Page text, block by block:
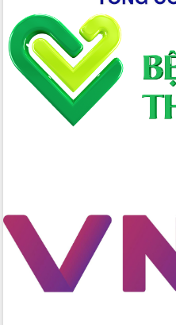
Đánh giá, rút kinh nghiệm công tác tổ
chức diễn tập trước ngày bầu cử
Chương trình “Gặp gỡ hữu nghị –
Friendship Meeting New Year 2026”
Bầu cử Quốc hội và HĐND: Cử tri Đắk
Lắk gửi gắm niềm tin, kỳ vọng vào lá
hội và đại biểu HĐND các cấp diễn ra
an toàn, hiệu quả, đúng quy định
Thủ tướng Chính phủ Phạm Minh Chính
kiểm tra, chỉ đạo hoàn thành các dự
án cao tốc và thăm khu tái định cư tại